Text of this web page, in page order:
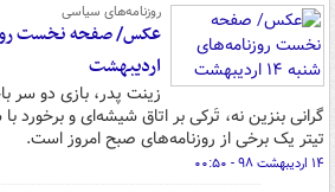
روزنامه‌های سیاسی
اردیبهشت
زینت پدر، بازی دو
گرانی بنزین نه، تَرکی بر اتاق شیشه‌ای و
تیتر یک برخی از روزنامه‌های صبح امروز است.
۱۴ اردیبهشت ۹۸ - ۰۰:۵۰